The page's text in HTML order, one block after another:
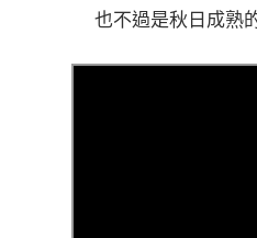
也不過是秋日成熟